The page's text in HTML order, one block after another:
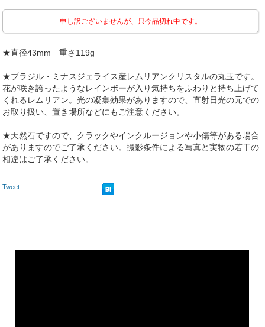
申し訳ございませんが、只今品切れ中です。
★直径43mm 重さ119g
★ブラジル・ミナスジェライス産レムリアンクリスタルの丸玉です。
花が咲き誇ったようなレインボーが入り気持ちをふわりと持ち上げて
くれるレムリアン。光の凝集効果がありますので、直射日光の元での
お取り扱い、置き場所などにもご注意ください。
★天然石ですので、クラックやインクルージョンや小傷等がある場合
がありますのでご了承ください。撮影条件による写真と実物の若干の
相違はご了承ください。
Tweet